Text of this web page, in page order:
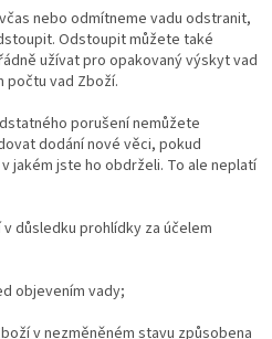
nebo odmítneme vadu odstranit,
Odstoupit můžete také
užívat pro opakovaný výskyt vad
počtu vad Zboží.
porušení nemůžete
dodání nové věci, pokud
jakém jste ho obdrželi. To ale neplatí
důsledku prohlídky za účelem
objevením vady;
v nezměněném stavu způsobena